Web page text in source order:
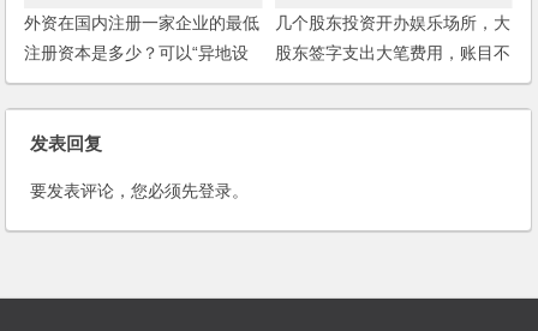
外资在国内注册一家企业的最低
注册资本是多少？可以“异地设
厂”吗？
几个股东投资开办娱乐场所，大
股东签字支出大笔费用，账目不
明，小股东如何维护权益？
发表回复
要发表评论，您必须先登录。